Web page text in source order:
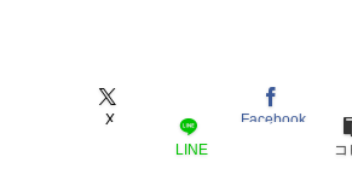
X Facebook
LINE
コ